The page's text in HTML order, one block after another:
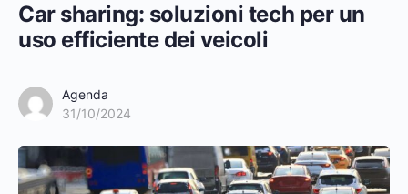
Car sharing: soluzioni tech per un
uso efficiente dei veicoli
Agenda
31/10/2024